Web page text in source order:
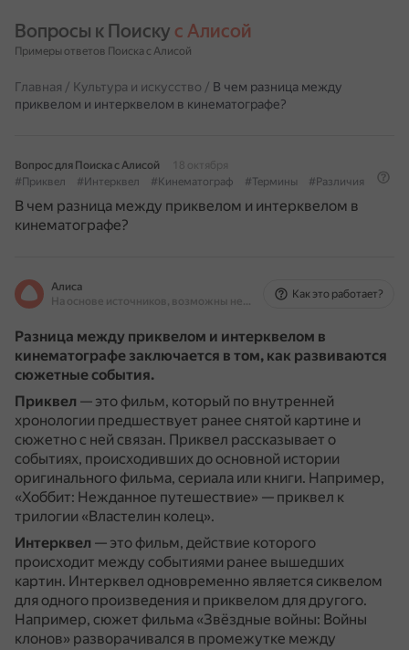
Вопросы к Поиску с Алисой
Примеры ответов Поиска с Алисой
Главная / Культура и искусство / В чем разница между
приквелом и интерквелом в кинематографе?
Вопрос для Поиска с Алисой
18 октября
#Приквел
#Интерквел #Кинематограф #Термины #Различия
В чем разница между приквелом и интерквелом в
кинематографе?
Алиса
На основе источников, возможны неточности
Как это работает?
Разница между приквелом и интерквелом в
кинематографе заключается в том, как развиваются
сюжетные события.
Приквел — это фильм, который по внутренней
хронологии предшествует ранее снятой картине и
сюжетно с ней связан. Приквел рассказывает о
событиях, происходивших до основной истории
оригинального фильма, сериала или книги. Например,
«Хоббит: Нежданное путешествие» — приквел к
трилогии «Властелин колец».
Интерквел — это фильм, действие которого
происходит между событиями ранее вышедших
картин. Интерквел одновременно является сиквелом
для одного произведения и приквелом для другого.
Например, сюжет фильма «Звёздные войны: Войны
клонов» разворачивался в промежутке между